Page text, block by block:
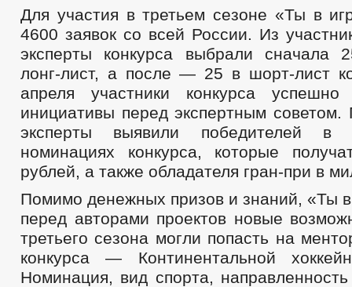
Для участия в третьем сезоне «Ты в
4600 заявок со всей России. Из
эксперты конкурса выбрали сначала
лонг-лист, а после — 25 в шорт-лист
апреля участники конкурса
инициативы перед экспертным
эксперты выявили победителей в
номинациях конкурса, которые
рублей, а также обладателя гран-при в
Помимо денежных призов и знаний, «Ты в
перед авторами проектов новые
третьего сезона могли попасть на
конкурса — Континентальной
Номинация, вид спорта,